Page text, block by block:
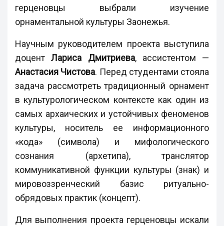
герценовцы выбрали изучение
орнаментальной культуры Заонежья.
Научным руководителем проекта выступила
доцентЛариса Дмитриева, ассистентом —
Анастасия Чистова. Перед студентами стояла
задача рассмотреть традиционный орнамент
в культурологическом контексте как один из
самых архаических и устойчивых феноменов
культуры, носитель ее информационного
«кода» (символа) и мифологического
сознания (архетипа), транслятор
коммуникативной функции культуры (знак) и
мировоззренческий базис ритуально-
обрядовых практик (концепт).
Для выполнения проекта герценовцы искали